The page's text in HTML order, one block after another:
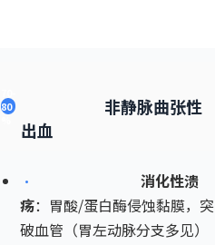
80
非静脉曲张性
出血
•
消化性溃
疡：胃酸/蛋白酶侵蚀黏膜，突
破血管（胃左动脉分支多见）